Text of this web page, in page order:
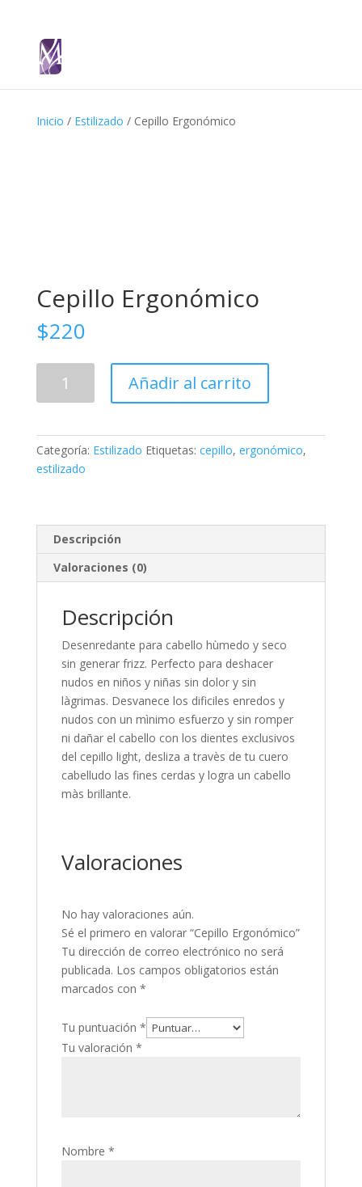
Inicio / Estilizado / Cepillo Ergonómico
Cepillo Ergonómico
$220
Ergonómico
Añadir al carrito
Categoría: Estilizado Etiquetas: cepillo, ergonómico,
estilizado
Descripción
Valoraciones (0)
Descripción
Desenredante para cabello hùmedo y seco
sin generar frizz. Perfecto para deshacer
nudos en niños y niñas sin dolor y sin
làgrimas. Desvanece los dificiles enredos y
nudos con un mìnimo esfuerzo y sin romper
ni dañar el cabello con los dientes exclusivos
del cepillo light, desliza a travès de tu cuero
cabelludo las fines cerdas y logra un cabello
màs brillante.
Valoraciones
No hay valoraciones aún.
Sé el primero en valorar “Cepillo Ergonómico”
Tu dirección de correo electrónico no será
publicada. Los campos obligatorios están
marcados con *
Tu puntuación *
Tu valoración *
Nombre *